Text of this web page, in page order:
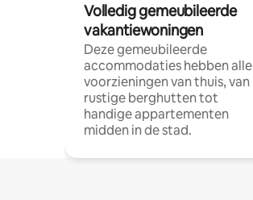
Volledig gemeubileerde
vakantiewoningen
Deze gemeubileerde
accommodaties hebben alle
voorzieningen van thuis, van
rustige berghutten tot
handige appartementen
midden in de stad.